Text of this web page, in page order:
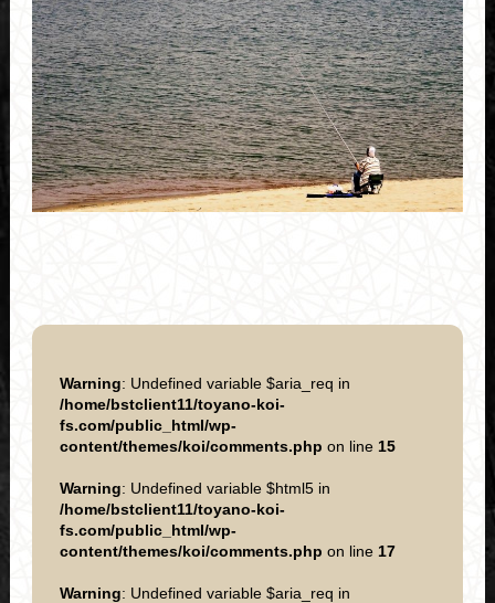
Warning: Undefined variable $aria_req in
/home/bstclient11/toyano-koi-
fs.com/public_html/wp-
content/themes/koi/comments.php on line 15
Warning: Undefined variable $html5 in
/home/bstclient11/toyano-koi-
fs.com/public_html/wp-
content/themes/koi/comments.php on line 17
Warning: Undefined variable $aria_req in